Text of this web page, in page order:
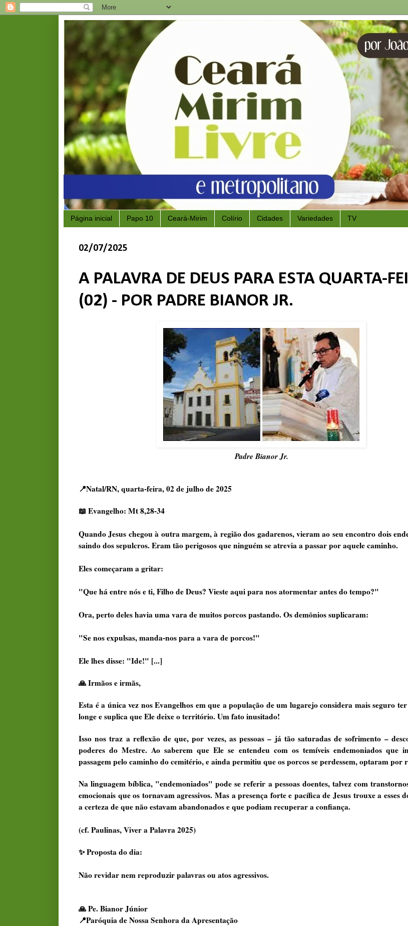
Página inicial Papo 10 Ceará-Mirim Colírio Cidades Variedades TV
02/07/2025
A PALAVRA DE DEUS PARA ESTA QUARTA-
(02) - POR PADRE BIANOR JR.
Padre Bianor Jr.
📍Natal/RN, quarta-feira, 02 de julho de 2025
📖 Evangelho: Mt 8,28-34
Quando Jesus chegou à outra margem, à região dos gadarenos, vieram ao seu encontro dois
saindo dos sepulcros. Eram tão perigosos que ninguém se atrevia a passar por aquele caminho.
Eles começaram a gritar:
"Que há entre nós e ti, Filho de Deus? Vieste aqui para nos atormentar antes do tempo?"
Ora, perto deles havia uma vara de muitos porcos pastando. Os demônios suplicaram:
"Se nos expulsas, manda-nos para a vara de porcos!"
Ele lhes disse: "Ide!" [...]
🙏 Irmãos e irmãs,
Esta é a única vez nos Evangelhos em que a população de um lugarejo considera mais seguro
longe e suplica que Ele deixe o território. Um fato inusitado!
Isso nos traz a reflexão de que, por vezes, as pessoas – já tão saturadas de sofrimento –
poderes do Mestre. Ao saberem que Ele se entendeu com os temíveis endemoniados que
passagem pelo caminho do cemitério, e ainda permitiu que os porcos se perdessem, optaram por
Na linguagem bíblica, "endemoniados" pode se referir a pessoas doentes, talvez com
emocionais que os tornavam agressivos. Mas a presença forte e pacífica de Jesus trouxe a esses
a certeza de que não estavam abandonados e que podiam recuperar a confiança.
(cf. Paulinas, Viver a Palavra 2025)
✨ Proposta do dia:
Não revidar nem reproduzir palavras ou atos agressivos.
🙏 Pe. Bianor Júnior
📍Paróquia de Nossa Senhora da Apresentação